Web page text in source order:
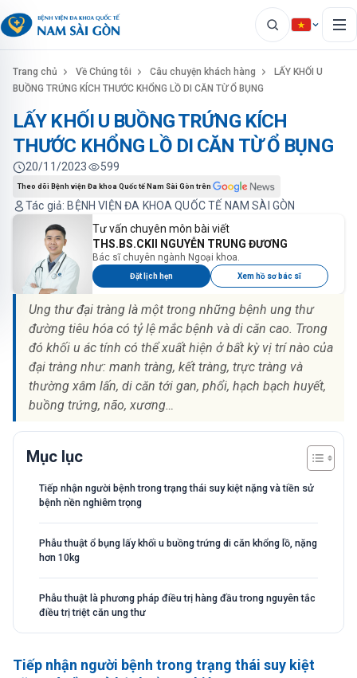
Trang chủ Về Chúng tôi Câu chuyện khách hàng
LẤY KHỐI U
BUỒNG TRỨNG KÍCH THƯỚC KHỔNG LỒ DI CĂN TỪ Ổ BỤNG
LẤY KHỐI U BUỒNG TRỨNG KÍCH
THƯỚC KHỔNG LỒ DI CĂN TỪ Ổ BỤNG
Tác giả: BỆNH VIỆN ĐA KHOA QUỐC TẾ NAM SÀI GÒN
20/11/2023 599
Theo dõi Bệnh viện Đa khoa Quốc tế Nam Sài Gòn trên
Tư vấn chuyên môn bài viết
THS.BS.CKII NGUYỄN TRUNG ĐƯƠNG
Bác sĩ chuyên ngành Ngoại khoa.
Đặt lịch hẹn Xem hồ sơ bác sĩ
Ung thư đại tràng là một trong những bệnh ung thư
đường tiêu hóa có tỷ lệ mắc bệnh và di căn cao. Trong
đó khối u ác tính có thể xuất hiện ở bất kỳ vị trí nào của
đại tràng như: manh tràng, kết tràng, trực tràng và
thường xâm lấn, di căn tới gan, phổi, hạch bạch huyết,
buồng trứng, não, xương…
Mục lục
Tiếp nhận người bệnh trong trạng thái suy kiệt nặng và tiền sử
bệnh nền nghiêm trọng
Phẫu thuật ổ bụng lấy khối u buồng trứng di căn khổng lồ, nặng
hơn 10kg
Phẫu thuật là phương pháp điều trị hàng đầu trong nguyên tắc
điều trị triệt căn ung thư
Tiếp nhận người bệnh trong trạng thái suy kiệt